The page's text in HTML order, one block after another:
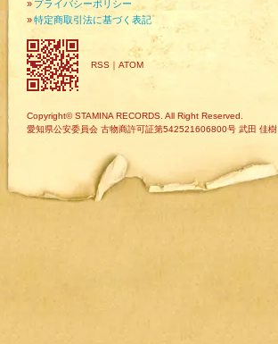
» プライバシーポリシー
»特定商取引法に基づく表記
RSS ｜ ATOM
Copyright© STAMINA RECORDS. All Right Reserved.
愛知県公安委員会 古物商許可証第542521606800号 武田 佳樹